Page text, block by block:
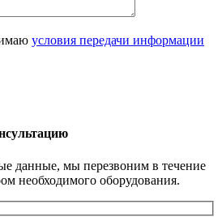
условия передачи информации
данные, мы перезвоним в течение
необходимого оборудования.